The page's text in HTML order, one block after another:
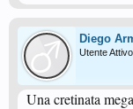
Diego
Utente Attivo
Una cretinata